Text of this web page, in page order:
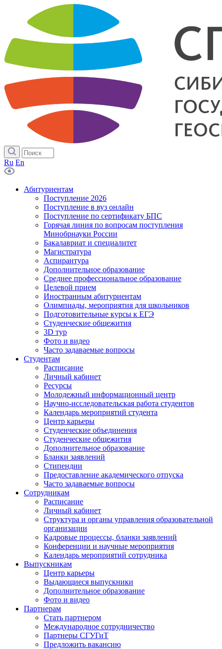
Ru En
Абитуриентам
Поступление 2026
Поступление в вуз онлайн
Поступление по сертификату БПС
Горячая линия по вопросам поступления
Минобрнауки России
Бакалавриат и специалитет
Магистратура
Аспирантура
Дополнительное образование
Среднее профессиональное образование
Целевой прием
Иностранным абитуриентам
Олимпиады, мероприятия для школьников
Подготовительные курсы к ЕГЭ
Студенческие общежития
3D тур
Фото и видео
Часто задаваемые вопросы
Студентам
Расписание
Личный кабинет
Ресурсы
Молодежный информационный центр
Научно-исследовательская работа студентов
Календарь мероприятий студента
Центр карьеры
Студенческие объединения
Студенческие общежития
Дополнительное образование
Бланки заявлений
Стипендии
Предоставление академического отпуска
Часто задаваемые вопросы
Сотрудникам
Расписание
Личный кабинет
Структура и органы управления образовательной
организации
Кадровые процессы, бланки заявлений
Конференции и научные мероприятия
Календарь мероприятий сотрудника
Выпускникам
Центр карьеры
Выдающиеся выпускники
Дополнительное образование
Фото и видео
Партнерам
Стать партнером
Международное сотрудничество
Партнеры СГУГиТ
Предложить вакансию